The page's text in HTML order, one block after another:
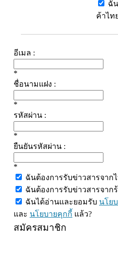
ฉั
ค้าไท
อีเมล :
*
ชื่อนามแฝง :
*
รหัสผ่าน :
*
ยืนยันรหัสผ่าน :
*
ฉันต้องการรับข่าวสารจาก
ฉันต้องการรับข่าวสารจาก
ฉันได้อ่านและยอมรับ นโย
และ นโยบายคุกกี้ แล้ว?
สมัครสมาชิก